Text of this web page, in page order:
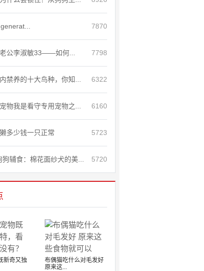
7870
公李淑敏33——如何... 7798
禁养的十大鸟种，你知... 6322
物我是看守专用宠物之... 6160
多少钱一只正常 5723
狗辅食：棉花面纱犬的美... 5720
新奇又独
布偶猫吃什么对毛发好
原来这...